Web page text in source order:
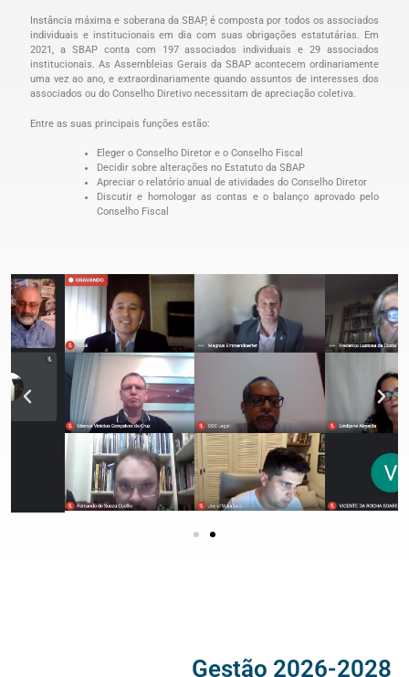
Instância máxima e soberana da SBAP, é composta por todos os associados
individuais e institucionais em dia com suas obrigações estatutárias. Em
2021, a SBAP conta com 197 associados individuais e 29 associados
institucionais. As Assembleias Gerais da SBAP acontecem ordinariamente
uma vez ao ano, e extraordinariamente quando assuntos de interesses dos
associados ou do Conselho Diretivo necessitam de apreciação coletiva.
Entre as suas principais funções estão:
Eleger o Conselho Diretor e o Conselho Fiscal
Decidir sobre alterações no Estatuto da SBAP
Apreciar o relatório anual de atividades do Conselho Diretor
Discutir e homologar as contas e o balanço aprovado pelo
Conselho Fiscal
Gestão 2026-2028